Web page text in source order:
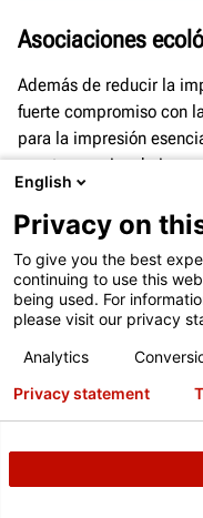
Asociaciones
Además de reducir la
fuerte compromiso con
para la impresión
nuestros socios de
compromiso y obtienen
reciclado y tóner para
Advertisers Printing
empresas de impresión
Certificación SGP
En 2017, el proyecto
English
Privacy on
To give you the best
continuing to use this
being used. For
please visit our privacy
Analytics
Privacy statement